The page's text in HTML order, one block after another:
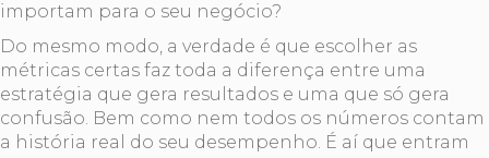
importam para o seu negócio?
Do mesmo modo, a verdade é que escolher as
métricas certas faz toda a diferença entre uma
estratégia que gera resultados e uma que só gera
confusão. Bem como nem todos os números contam
a história real do seu desempenho. É aí que entram